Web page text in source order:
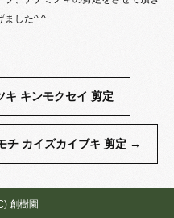
ました^ ^
キ キンモクセイ 剪定
チ カイズカイブキ 剪定 →
創樹園